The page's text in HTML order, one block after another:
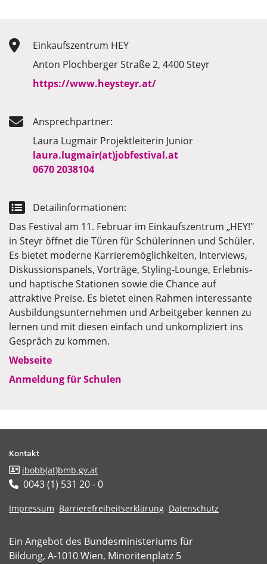
Einkaufszentrum HEY
Anton Plochberger Straße 2, 4400 Steyr
https://www.heysteyr.at/
Ansprechpartner:
Laura Lugmair Projektleiterin Junior
laura.lugmair(at)jobfestival.at
0670 2038104
Detailinformationen:
Das Festival am 11. Februar im Einkaufszentrum „HEY!"
in Steyr öffnet die Türen für Schülerinnen und Schüler.
Es bietet moderne Karrieremöglichkeiten, Interviews,
Diskussionspanels, Vorträge, Styling-Lounge, Erlebnis-
und haptische Stationen sowie die Chance auf
attraktive Preise. Es bietet einen Rahmen interessante
Ausbildungsunternehmen und Arbeitgeber kennen zu
lernen und mit diesen einfach und unkompliziert ins
Gespräch zu kommen.
Webseite
Anmeldung für Schulen
Kontakt
ibobb(at)bmb.gv.at
0043 (1) 531 20 - 0
Impressum Barrierefreiheitserklärung Datenschutz
Ein Angebot des Bundesministeriums für
Bildung, A-1010 Wien, Minoritenplatz 5